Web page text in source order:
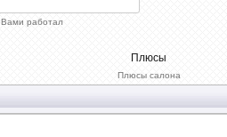
работал
Плюсы
Плюсы салона